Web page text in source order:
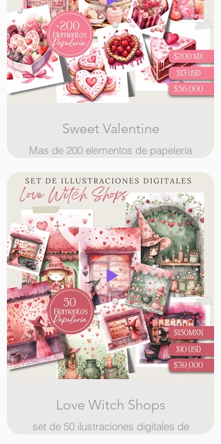
Sweet Valentine
Mas de 200 elementos de papelería
bordes ilustrados y stickers
Love Witch Shops
set de 50 ilustraciones digitales de